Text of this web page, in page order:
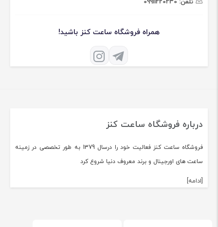
تلفن: 09911220230
همراه فروشگاه ساعت کنز باشید!
درباره فروشگاه ساعت کنز
فروشگاه ساعت کنز فعالیت خود را درسال 1379 به طور تخصصی در زمینه
ساعت های اورجینال و برند معروف دنیا شروع کرد
[ادامه]